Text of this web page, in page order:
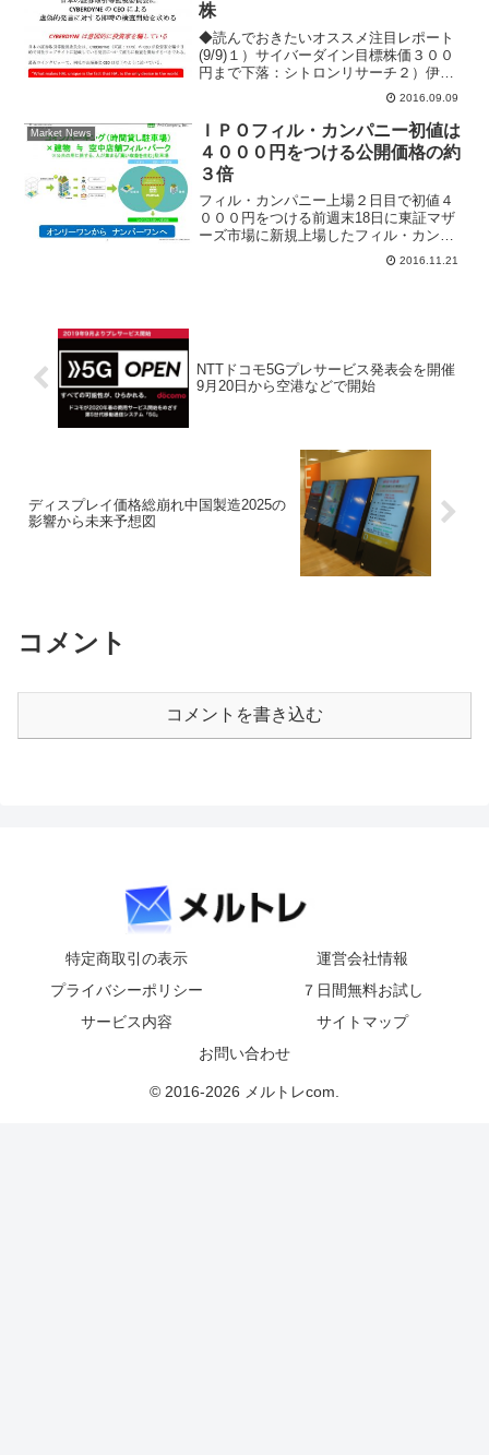
株
◆読んでおきたいオススメ注目レポート
(9/9)１）サイバーダイン目標株価３００
円まで下落：シトロンリサーチ２）伊藤
忠を空売り推奨：グラウカスリサーチグ
ループ３）２０１６～２０１７年度の企
業業績見通し４）政府肝入りのインバウ
ンド政策メールマガ...
2016.09.09
Market News
ＩＰＯフィル・カンパニー初値は
４０００円をつける公開価格の約
３倍
フィル・カンパニー上場２日目で初値４
０００円をつける前週末18日に東証マザ
ーズ市場に新規上場したフィル・カンパ
ニー(3267)がきょう午前９時59分に、公
開価格1310円の3.05倍となる4000円で初
2016.11.21
NTTドコモ5Gプレサービス発表会を開催
9月20日から空港などで開始
ディスプレイ価格総崩れ中国製造2025の
影響から未来予想図
コメント
コメントを書き込む
特定商取引の表示
運営会社情報
プライバシーポリシー
７日間無料お試し
サービス内容
サイトマップ
お問い合わせ
© 2016-2026 メルトレcom.